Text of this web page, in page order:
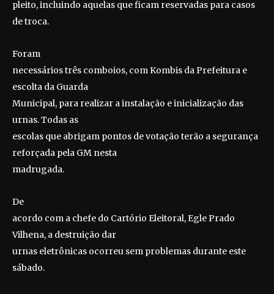
pleito, incluindo aquelas que ficam reservadas para casos
de troca.
Foram
necessários três comboios, com Kombis da Prefeitura e
escolta da Guarda
Municipal, para realizar a instalação e inicialização das
urnas. Todas as
escolas que abrigam pontos de votação terão a segurança
reforçada pela GM nesta
madrugada.
De
acordo com a chefe do Cartório Eleitoral, Egle Prado
Vilhena, a destruição dar
urnas eletrônicas ocorreu sem problemas durante este
sábado.